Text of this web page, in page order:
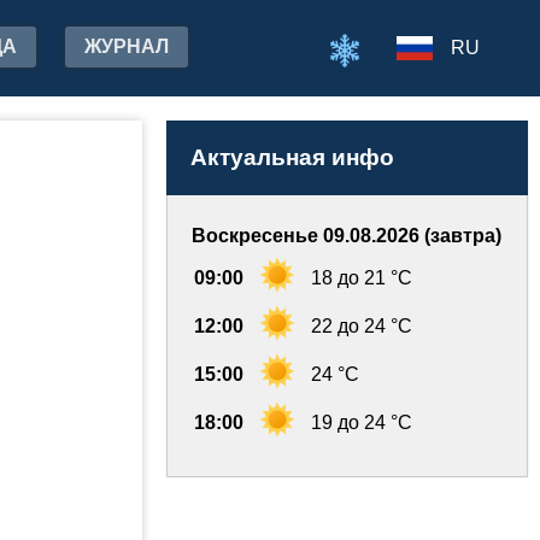
ЖУРНАЛ RU
Актуальная инфо
Воскресенье 09.08.2026 (завтра)
09:00 18 до 21 °C
12:00 22 до 24 °C
15:00 24 °C
18:00 19 до 24 °C